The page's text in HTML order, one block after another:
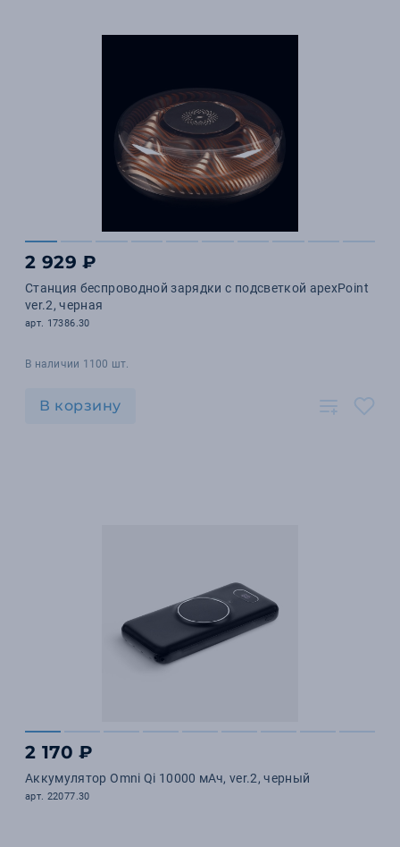
2 929 ₽
Станция беспроводной зарядки с подсветкой apexPoint
ver.2, черная
арт. 17386.30
В наличии 1100 шт.
В корзину
2 170 ₽
Аккумулятор Omni Qi 10000 мАч, ver.2, черный
арт. 22077.30